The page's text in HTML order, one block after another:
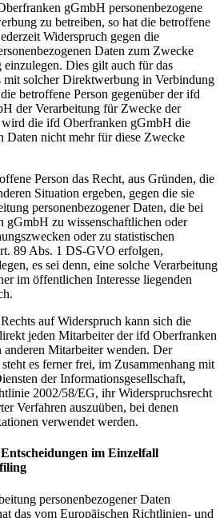
gGmbH personenbezogene
zu betreiben, so hat die betroffene
Widerspruch gegen die
Daten zum Zwecke
einzulegen. Dies gilt auch für das
mit solcher Direktwerbung in Verbindung
betroffene Person gegenüber der ifd
der Verarbeitung für Zwecke der
die ifd Oberfranken gGmbH die
Daten nicht mehr für diese Zwecke
Person das Recht, aus Gründen, die
Situation ergeben, gegen die sie
personenbezogener Daten, die bei
gGmbH zu wissenschaftlichen oder
oder zu statistischen
89 Abs. 1 DS-GVO erfolgen,
es sei denn, eine solche Verarbeitung
im öffentlichen Interesse liegenden
auf Widerspruch kann sich die
jeden Mitarbeiter der ifd Oberfranken
anderen Mitarbeiter wenden. Der
es ferner frei, im Zusammenhang mit
der Informationsgesellschaft,
2002/58/EG, ihr Widerspruchsrecht
Verfahren auszuüben, bei denen
verwendet werden.
im Einzelfall
personenbezogener Daten
das vom Europäischen Richtlinien- und